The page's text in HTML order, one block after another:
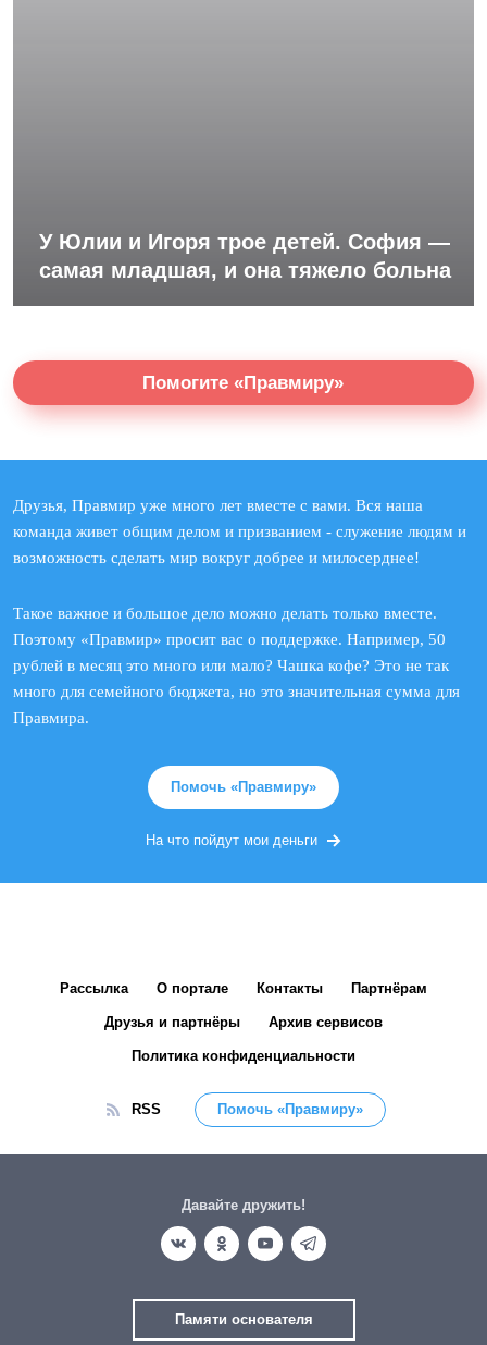
У Юлии и Игоря трое детей. София —
самая младшая, и она тяжело больна
Помогите «Правмиру»
Друзья, Правмир уже много лет вместе с вами. Вся наша
команда живет общим делом и призванием - служение людям и
возможность сделать мир вокруг добрее и милосерднее!
Такое важное и большое дело можно делать только вместе.
Поэтому «Правмир» просит вас о поддержке. Например, 50
рублей в месяц это много или мало? Чашка кофе? Это не так
много для семейного бюджета, но это значительная сумма для
Правмира.
Помочь «Правмиру»
На что пойдут мои деньги
Рассылка О портале Контакты Партнёрам
Друзья и партнёры Архив сервисов
Политика конфиденциальности
RSS Помочь «Правмиру»
Давайте дружить!
Памяти основателя